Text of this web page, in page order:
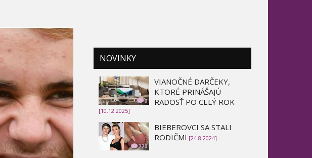
NOVINKY
0
VIANOČNÉ DARČEKY,
KTORÉ PRINÁŠAJÚ
RADOSŤ PO CELÝ ROK
[10.12 2025]
220
BIEBEROVCI SA STALI
RODIČMI [24.8 2024]